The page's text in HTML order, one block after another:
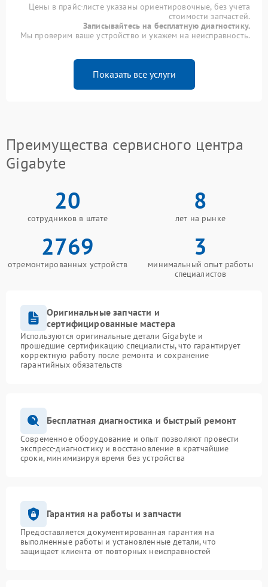
Цены в прайс-листе указаны ориентировочные, без учета
стоимости запчастей.
Записывайтесь на бесплатную диагностику.
Мы проверим ваше устройство и укажем на неисправность.
Показать все услуги
Преимущества сервисного центра
Gigabyte
20
сотрудников в штате
8
лет на рынке
2769
отремонтированных устройств
3
минимальный опыт работы
специалистов
Оригинальные запчасти и
сертифицированные мастера
Используются оригинальные детали Gigabyte и
прошедшие сертификацию специалисты, что гарантирует
корректную работу после ремонта и сохранение
гарантийных обязательств
Бесплатная диагностика и быстрый ремонт
Современное оборудование и опыт позволяют провести
экспресс-диагностику и восстановление в кратчайшие
сроки, минимизируя время без устройства
Гарантия на работы и запчасти
Предоставляется документированная гарантия на
выполненные работы и установленные детали, что
защищает клиента от повторных неисправностей